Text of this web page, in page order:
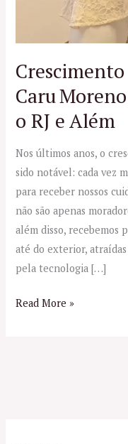
Caru
o RJ e Além
Nos últimos anos, o
sido notável: cada vez
para receber nossos
não são apenas
além disso, recebemos
até do exterior,
pela tecnologia […]
Read More »